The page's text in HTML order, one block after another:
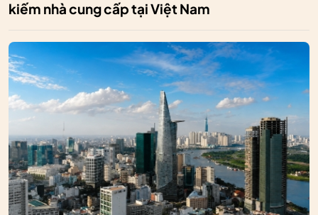
kiếm nhà cung cấp tại Việt Nam